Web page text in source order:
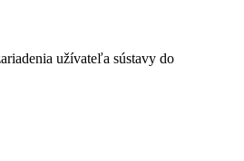
užívateľa sústavy do